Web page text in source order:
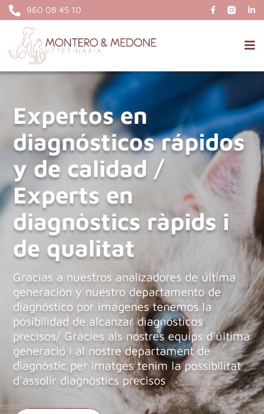
960 08 45 10
Expertos en
diagnósticos rápidos
y de calidad /
Experts en
diagnòstics ràpids i
de qualitat
Gracias a nuestros analizadores de última
generación y nuestro departamento de
diagnóstico por imágenes tenemos la
posibilidad de alcanzar diagnósticos
precisos/ Gràcies als nostres equips d'última
generació i al nostre departament de
diagnòstic per imatges tenim la possibilitat
d'assolir diagnòstics precisos